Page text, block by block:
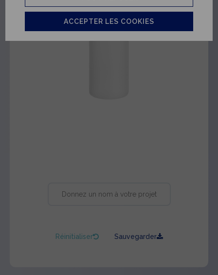
Réinitialiser Sauvegarder
ACCEPTER LES COOKIES